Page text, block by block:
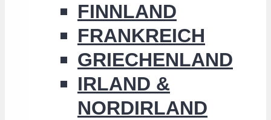
FINNLAND
FRANKREICH
GRIECHENLAND
IRLAND &
NORDIRLAND